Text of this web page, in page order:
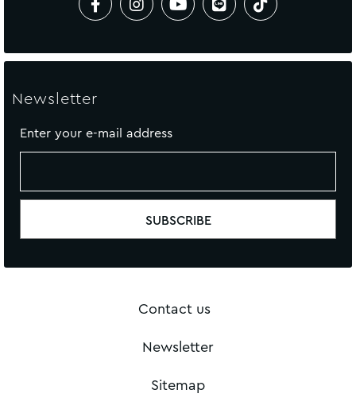
Newsletter
Enter your e-mail address
Contact us
Newsletter
Sitemap